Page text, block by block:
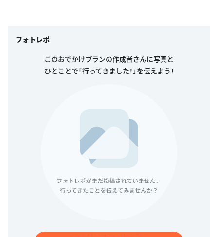
フォトレポ
このおでかけプランの作成者さんに写真と
ひとことで「行ってきました！」を伝えよう！